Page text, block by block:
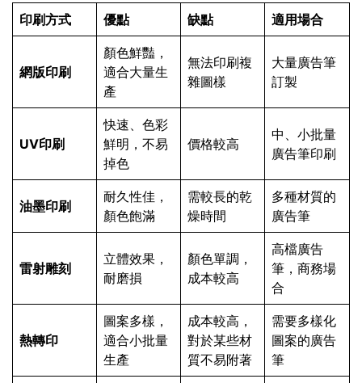
印刷方式 優點 缺點 適用場合
網版印刷
顏色鮮豔，
適合大量生
產
無法印刷複
雜圖樣
大量廣告筆
訂製
UV印刷
快速、色彩
鮮明，不易
掉色
價格較高
中、小批量
廣告筆印刷
油墨印刷
耐久性佳，
顏色飽滿
需較長的乾
燥時間
多種材質的
廣告筆
雷射雕刻
立體效果，
耐磨損
顏色單調，
成本較高
高檔廣告
筆，商務場
合
熱轉印
圖案多樣，
適合小批量
生產
成本較高，
對於某些材
質不易附著
需要多樣化
圖案的廣告
筆